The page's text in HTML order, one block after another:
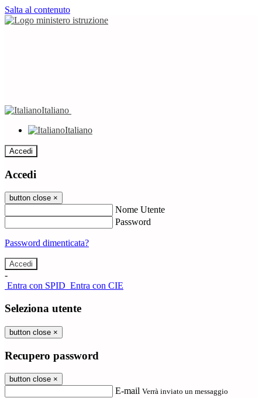
Salta al contenuto
Italiano
Italiano
Accedi
Accedi
button close ×
Nome Utente
Password
Password dimenticata?
-
Entra con SPID Entra con CIE
Seleziona utente
button close ×
Recupero password
button close ×
E-mail Verrà inviato un messaggio